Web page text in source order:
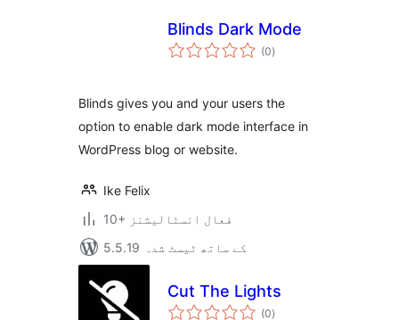
Blinds Dark Mode
(0مجموعی
درجہ
)
Blinds gives you and your users the
option to enable dark mode interface in
WordPress blog or website.
Ike Felix
10+ فعال انسٹالیشنز
5.5.19 کے ساتھ ٹیسٹ شدہ
Cut The Lights
(0مجموعی
)